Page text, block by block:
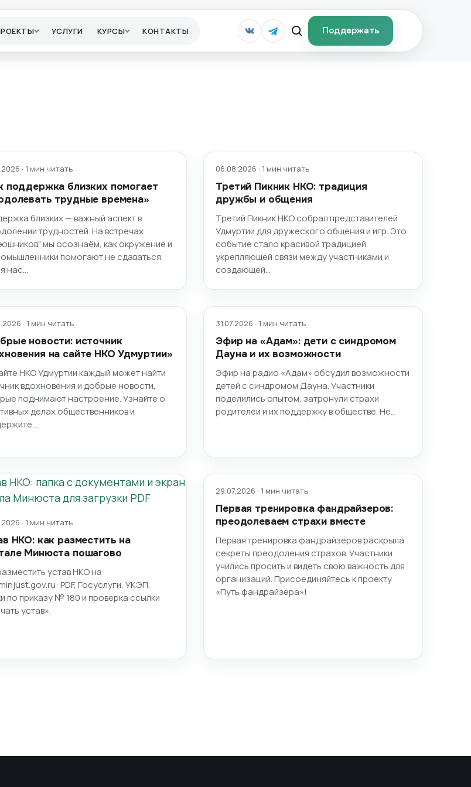
УСЛУГИ КУРСЫ КОНТАКТЫ Поддержать
· 1 мин читать
поддержка близких помогает
трудные времена»
близких — важный аспект в
трудностей. На встречах
мы осознаём, как окружение и
помогают не сдаваться,
нас…
06.08.2026 · 1 мин читать
Третий Пикник НКО: традиция
дружбы и общения
Третий Пикник НКО собрал представителей
Удмуртии для дружеского общения и игр. Это
событие стало красивой традицией,
укрепляющей связи между участниками и
создающей…
· 1 мин читать
новости: источник
на сайте НКО Удмуртии»
НКО Удмуртии каждый может найти
вдохновения и добрые новости,
поднимают настроение. Узнайте о
делах общественников и
31.07.2026 · 1 мин читать
Эфир на «Адам»: дети с синдромом
Дауна и их возможности
Эфир на радио «Адам» обсудил возможности
детей с синдромом Дауна. Участники
поделились опытом, затронули страхи
родителей и их поддержку в обществе. Не…
· 1 мин читать
НКО: как разместить на
Минюста пошагово
устав НКО на
PDF, Госуслуги, УКЭП,
по приказу № 180 и проверка ссылки
устав».
29.07.2026 · 1 мин читать
Первая тренировка фандрайзеров:
преодолеваем страхи вместе
Первая тренировка фандрайзеров раскрыла
секреты преодоления страхов. Участники
учились просить и видеть свою важность для
организаций. Присоединяйтесь к проекту
«Путь фандрайзера»!